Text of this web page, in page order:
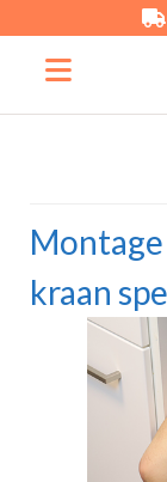
kraan